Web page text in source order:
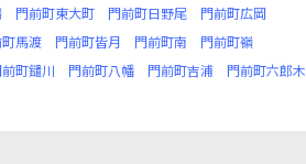
門前町東大町 門前町日野尾
門前町広岡
馬渡 門前町皆月 門前町南
門前町嶺
町鑓川 門前町八幡 門前町吉浦
門前町六郎木